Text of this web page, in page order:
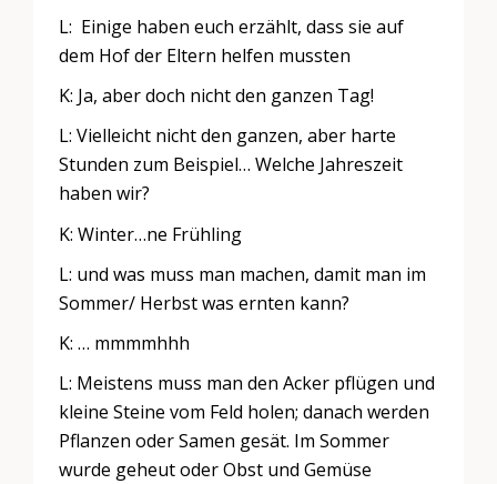
L: Einige haben euch erzählt, dass sie auf
dem Hof der Eltern helfen mussten
K: Ja, aber doch nicht den ganzen Tag!
L: Vielleicht nicht den ganzen, aber harte
Stunden zum Beispiel… Welche Jahreszeit
haben wir?
K: Winter…ne Frühling
L: und was muss man machen, damit man im
Sommer/ Herbst was ernten kann?
K: … mmmmhhh
L: Meistens muss man den Acker pflügen und
kleine Steine vom Feld holen; danach werden
Pflanzen oder Samen gesät. Im Sommer
wurde geheut oder Obst und Gemüse